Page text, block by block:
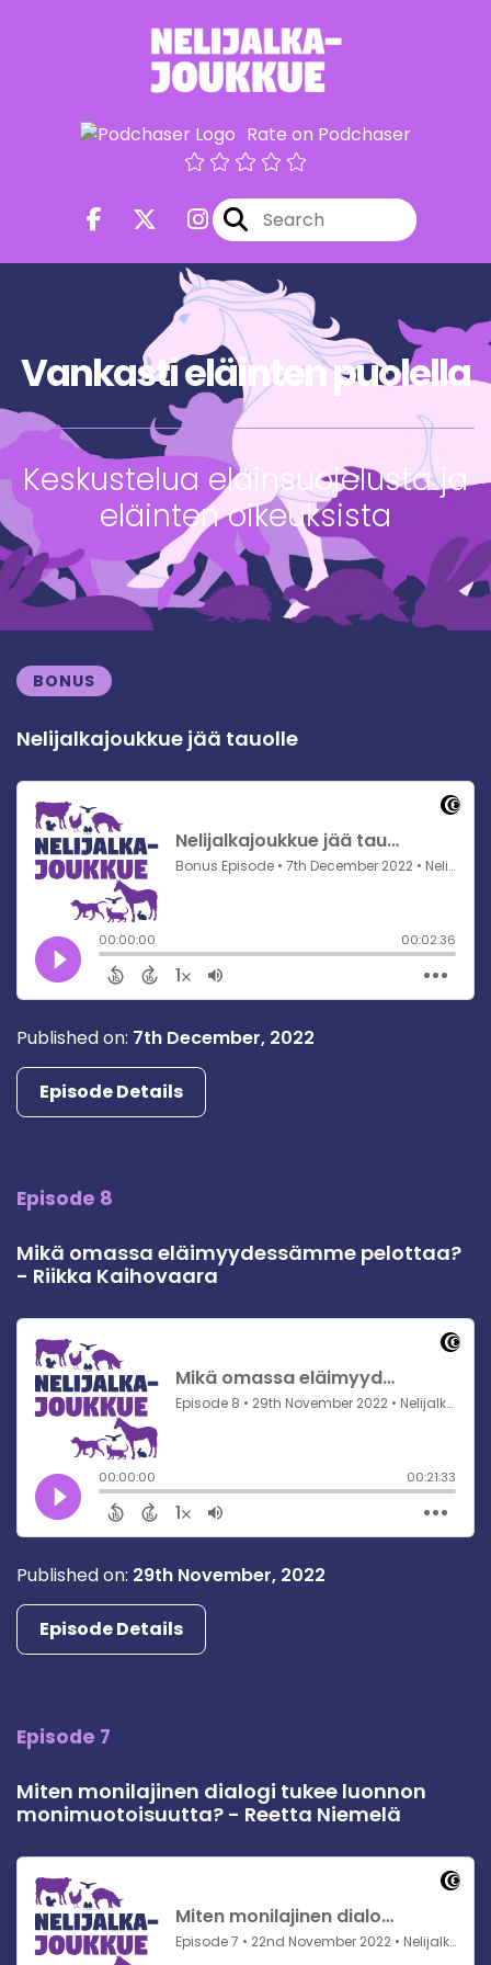
Rate on Podchaser
Vankasti eläinten puolella
Keskustelua eläinsuojelusta ja
eläinten oikeuksista
BONUS
Nelijalkajoukkue jää tauolle
Published on: 7th December, 2022
Episode Details
Episode 8
Mikä omassa eläimyydessämme pelottaa?
- Riikka Kaihovaara
Published on: 29th November, 2022
Episode Details
Episode 7
Miten monilajinen dialogi tukee luonnon
monimuotoisuutta? - Reetta Niemelä